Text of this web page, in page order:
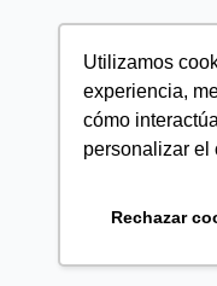
Utilizamos
experiencia,
cómo
personalizar el
Rechazar